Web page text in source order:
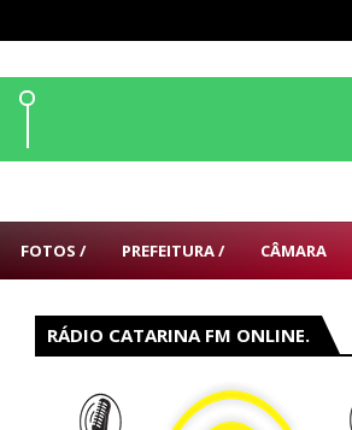
FOTOS / PREFEITURA / CÂMARA
RÁDIO CATARINA FM ONLINE.